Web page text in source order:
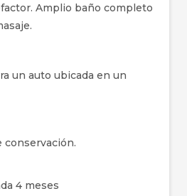
Amplio baño completo
un auto ubicada en un
conservación.
4 meses